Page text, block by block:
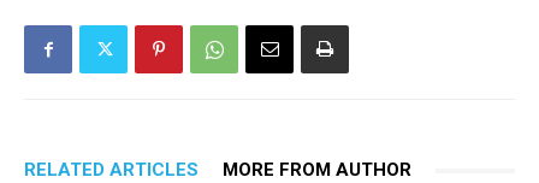
RELATED ARTICLES MORE FROM AUTHOR